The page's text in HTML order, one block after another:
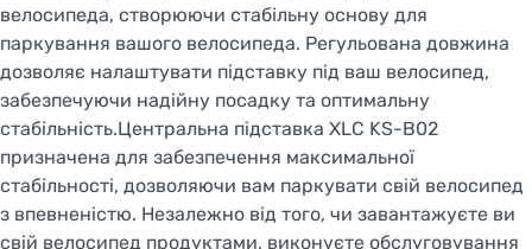
велосипеда, створюючи стабільну основу для
паркування вашого велосипеда. Регульована довжина
дозволяє налаштувати підставку під ваш велосипед,
забезпечуючи надійну посадку та оптимальну
стабільність.Центральна підставка XLC KS-B02
призначена для забезпечення максимальної
стабільності, дозволяючи вам паркувати свій велосипед
з впевненістю. Незалежно від того, чи завантажуєте ви
свій велосипед продуктами, виконуєте обслуговування